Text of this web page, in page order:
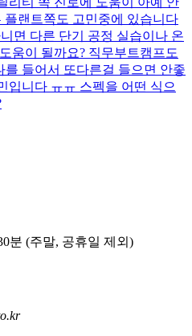
플랜트쪽도 고민중에 있습니다
면 다른 단기 공정 실습이나 온
움이 될까요? 직무부트캠프도
들어서 또다른걸 들으면 안좋
입니다 ㅠㅠ 스펙을 어떤 식으
분 (주말, 공휴일 제외)